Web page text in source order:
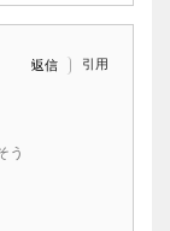
返信 引用
う